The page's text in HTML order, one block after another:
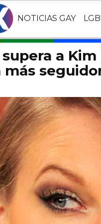
NOTICIAS GAY
a
más